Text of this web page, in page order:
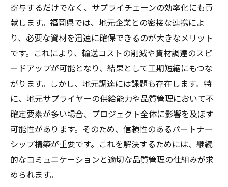
寄与するだけでなく、サプライチェーンの効率化にも貢
献します。福岡県では、地元企業との密接な連携によ
り、必要な資材を迅速に確保できるのが大きなメリット
です。これにより、輸送コストの削減や資材調達のスピ
ードアップが可能となり、結果として工期短縮にもつな
がります。しかし、地元調達には課題も存在します。特
に、地元サプライヤーの供給能力や品質管理において不
確定要素が多い場合、プロジェクト全体に影響を及ぼす
可能性があります。そのため、信頼性のあるパートナー
シップ構築が重要です。これを解決するためには、継続
的なコミュニケーションと適切な品質管理の仕組みが求
められます。